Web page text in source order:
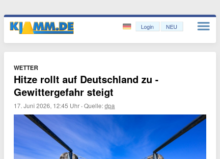
Login NEU
WETTER
Hitze rollt auf Deutschland zu -
Gewittergefahr steigt
17. Juni 2026, 12:45 Uhr ·Quelle:dpa